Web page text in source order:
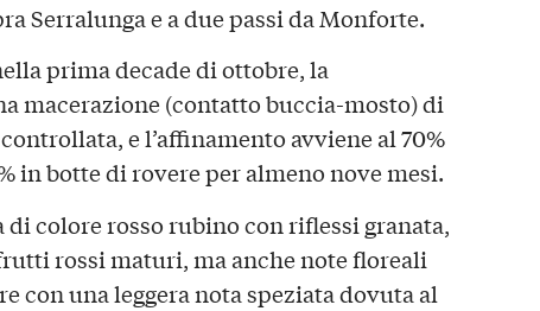
Serralunga e a due passi da Monforte.
prima decade di ottobre, la
macerazione (contatto buccia-mosto) di
e l’affinamento avviene al 70%
in botte di rovere per almeno nove mesi.
colore rosso rubino con riflessi granata,
rossi maturi, ma anche note floreali
con una leggera nota speziata dovuta al